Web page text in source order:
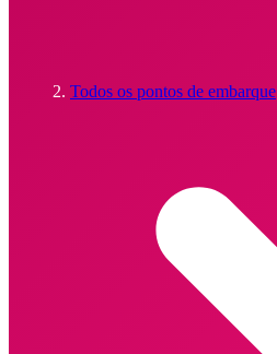
Todos os pontos de embarque